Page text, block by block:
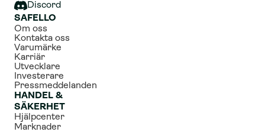
Discord
SAFELLO
Om oss
Kontakta oss
Varumärke
Karriär
Utvecklare
Investerare
Pressmeddelanden
HANDEL &
SÄKERHET
Hjälpcenter
Marknader